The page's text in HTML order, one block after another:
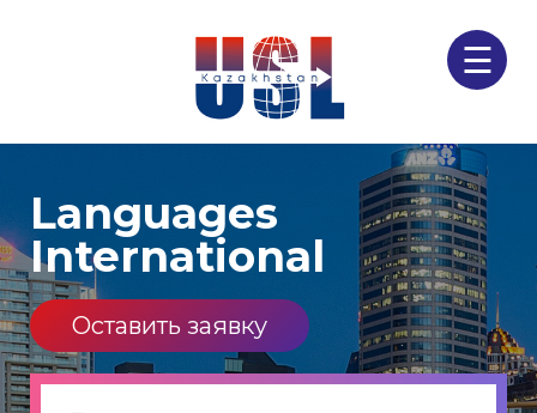
☰
Languages
International
Оставить заявку